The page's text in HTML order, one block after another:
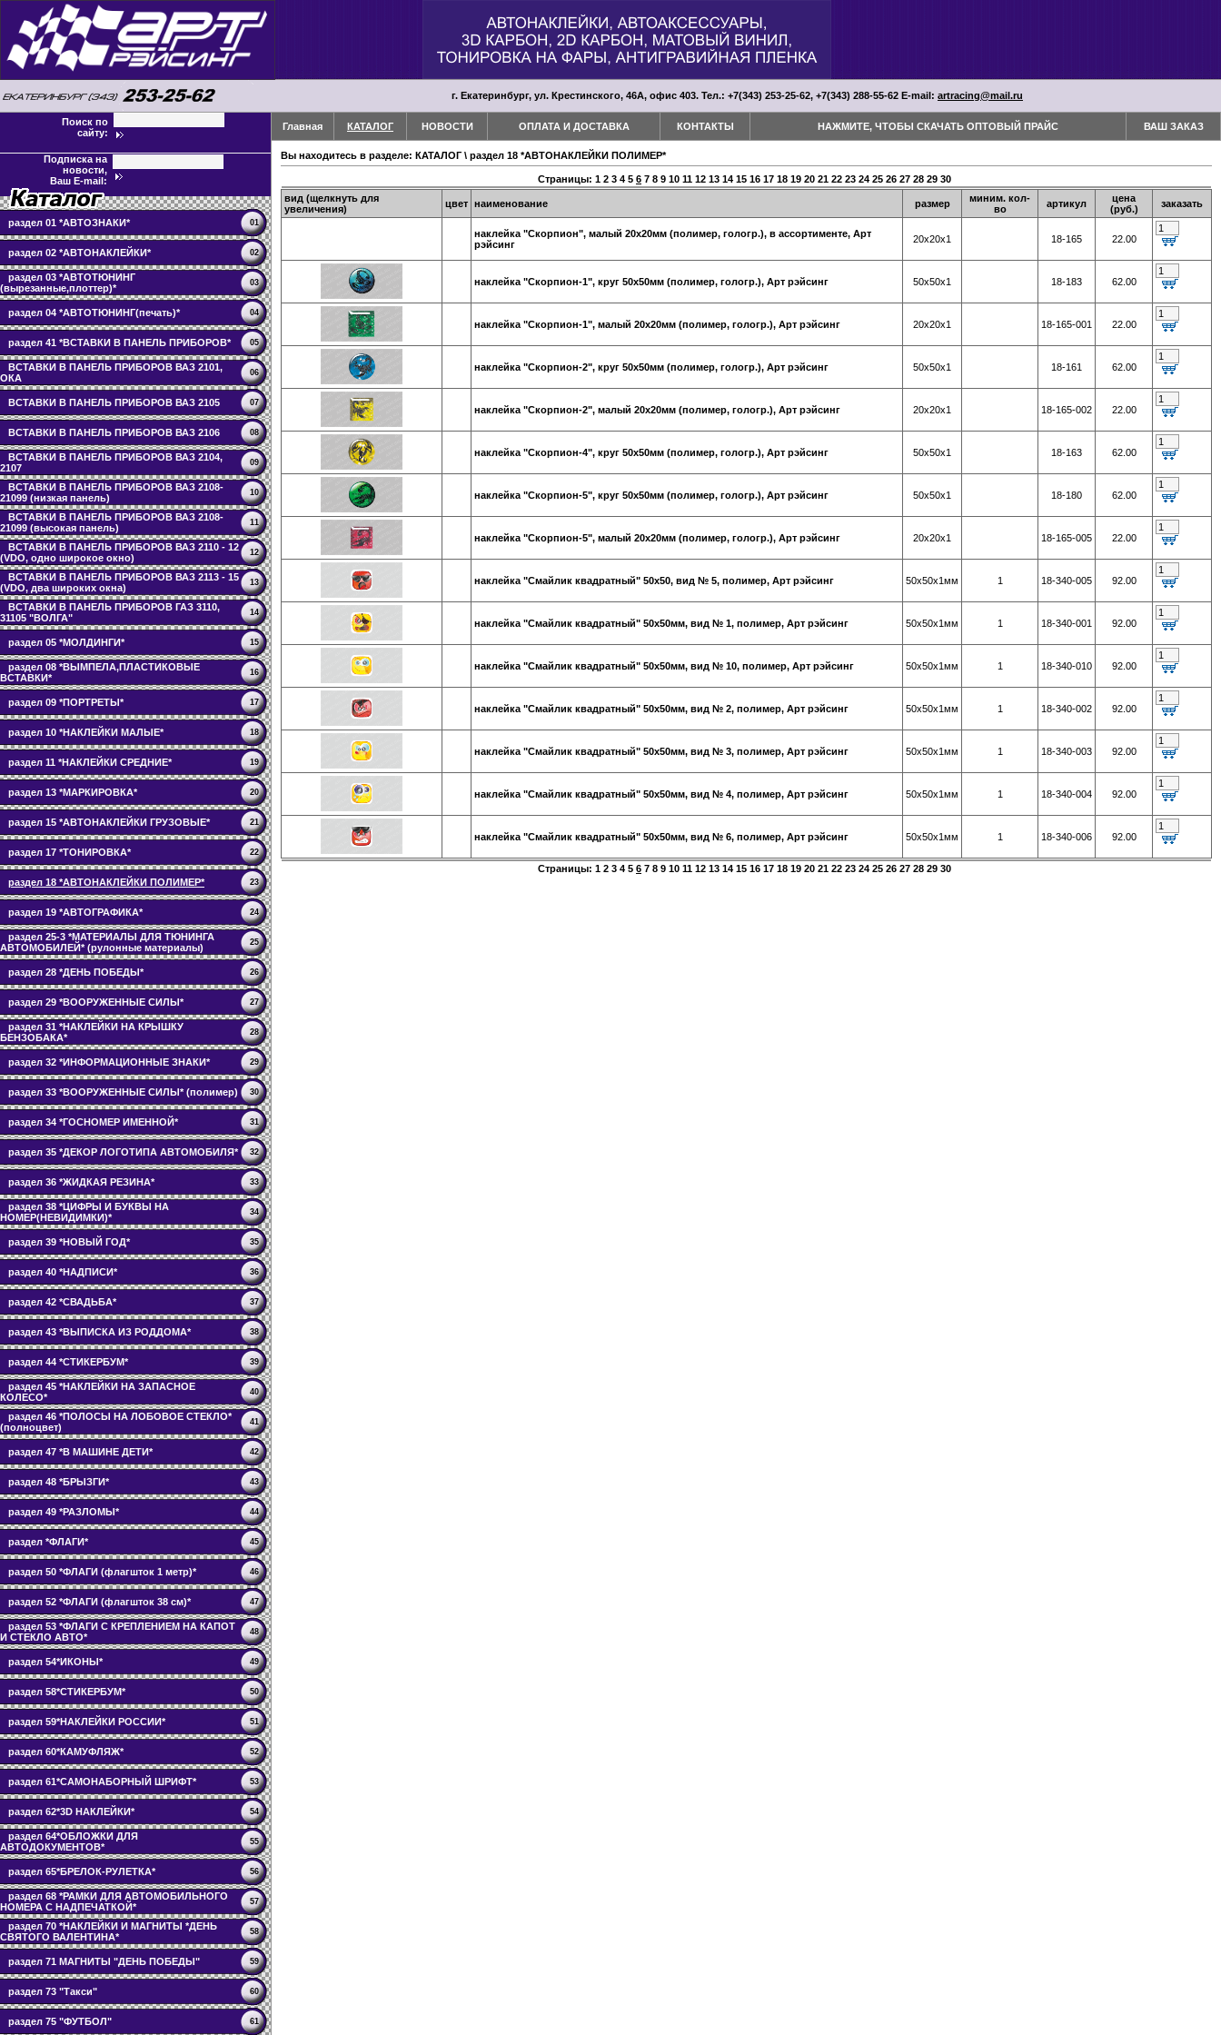
г. Екатеринбург, ул. Крестинского, 46А, офис 403. Тел.: +7(343) 253-25-62, +7(343) 288-55-62 Е-mail: artracing@mail.ru
Поиск по
сайту:
Подписка на
новости,
Ваш E-mail:
раздел 01 *АВТОЗНАКИ* 01
раздел 02 *АВТОНАКЛЕЙКИ* 02
раздел 03 *АВТОТЮНИНГ
(вырезанные,плоттер)*
03
раздел 04 *АВТОТЮНИНГ(печать)* 04
раздел 41 *ВСТАВКИ В ПАНЕЛЬ ПРИБОРОВ* 05
ВСТАВКИ В ПАНЕЛЬ ПРИБОРОВ ВАЗ 2101,
ОКА
06
ВСТАВКИ В ПАНЕЛЬ ПРИБОРОВ ВАЗ 2105 07
ВСТАВКИ В ПАНЕЛЬ ПРИБОРОВ ВАЗ 2106 08
ВСТАВКИ В ПАНЕЛЬ ПРИБОРОВ ВАЗ 2104,
2107
09
ВСТАВКИ В ПАНЕЛЬ ПРИБОРОВ ВАЗ 2108-
21099 (низкая панель)
10
ВСТАВКИ В ПАНЕЛЬ ПРИБОРОВ ВАЗ 2108-
21099 (высокая панель)
11
ВСТАВКИ В ПАНЕЛЬ ПРИБОРОВ ВАЗ 2110 - 12
(VDO, одно широкое окно)
12
ВСТАВКИ В ПАНЕЛЬ ПРИБОРОВ ВАЗ 2113 - 15
(VDO, два широких окна)
13
ВСТАВКИ В ПАНЕЛЬ ПРИБОРОВ ГАЗ 3110,
31105 "ВОЛГА"
14
раздел 05 *МОЛДИНГИ* 15
раздел 08 *ВЫМПЕЛА,ПЛАСТИКОВЫЕ
ВСТАВКИ*
16
раздел 09 *ПОРТРЕТЫ* 17
раздел 10 *НАКЛЕЙКИ МАЛЫЕ* 18
раздел 11 *НАКЛЕЙКИ СРЕДНИЕ* 19
раздел 13 *МАРКИРОВКА* 20
раздел 15 *АВТОНАКЛЕЙКИ ГРУЗОВЫЕ* 21
раздел 17 *ТОНИРОВКА* 22
раздел 18 *АВТОНАКЛЕЙКИ ПОЛИМЕР* 23
раздел 19 *АВТОГРАФИКА* 24
раздел 25-3 *МАТЕРИАЛЫ ДЛЯ ТЮНИНГА
АВТОМОБИЛЕЙ* (рулонные материалы)
25
раздел 28 *ДЕНЬ ПОБЕДЫ* 26
раздел 29 *ВООРУЖЕННЫЕ СИЛЫ* 27
раздел 31 *НАКЛЕЙКИ НА КРЫШКУ
БЕНЗОБАКА*
28
раздел 32 *ИНФОРМАЦИОННЫЕ ЗНАКИ* 29
раздел 33 *ВООРУЖЕННЫЕ СИЛЫ* (полимер) 30
раздел 34 *ГОСНОМЕР ИМЕННОЙ* 31
раздел 35 *ДЕКОР ЛОГОТИПА АВТОМОБИЛЯ* 32
раздел 36 *ЖИДКАЯ РЕЗИНА* 33
раздел 38 *ЦИФРЫ И БУКВЫ НА
НОМЕР(НЕВИДИМКИ)*
34
раздел 39 *НОВЫЙ ГОД* 35
раздел 40 *НАДПИСИ* 36
раздел 42 *СВАДЬБА* 37
раздел 43 *ВЫПИСКА ИЗ РОДДОМА* 38
раздел 44 *СТИКЕРБУМ* 39
раздел 45 *НАКЛЕЙКИ НА ЗАПАСНОЕ
КОЛЕСО*
40
раздел 46 *ПОЛОСЫ НА ЛОБОВОЕ СТЕКЛО*
(полноцвет)
41
раздел 47 *В МАШИНЕ ДЕТИ* 42
раздел 48 *БРЫЗГИ* 43
раздел 49 *РАЗЛОМЫ* 44
раздел *ФЛАГИ* 45
раздел 50 *ФЛАГИ (флагшток 1 метр)* 46
раздел 52 *ФЛАГИ (флагшток 38 см)* 47
раздел 53 *ФЛАГИ С КРЕПЛЕНИЕМ НА КАПОТ
И СТЕКЛО АВТО*
48
раздел 54*ИКОНЫ* 49
раздел 58*СТИКЕРБУМ* 50
раздел 59*НАКЛЕЙКИ РОССИИ* 51
раздел 60*КАМУФЛЯЖ* 52
раздел 61*САМОНАБОРНЫЙ ШРИФТ* 53
раздел 62*3D НАКЛЕЙКИ* 54
раздел 64*ОБЛОЖКИ ДЛЯ
АВТОДОКУМЕНТОВ*
55
раздел 65*БРЕЛОК-РУЛЕТКА* 56
раздел 68 *РАМКИ ДЛЯ АВТОМОБИЛЬНОГО
НОМЕРА С НАДПЕЧАТКОЙ*
57
раздел 70 *НАКЛЕЙКИ И МАГНИТЫ *ДЕНЬ
СВЯТОГО ВАЛЕНТИНА*
58
раздел 71 МАГНИТЫ "ДЕНЬ ПОБЕДЫ" 59
раздел 73 "Такси" 60
раздел 75 "ФУТБОЛ" 61
Главная КАТАЛОГ НОВОСТИ ОПЛАТА И ДОСТАВКА КОНТАКТЫ НАЖМИТЕ, ЧТОБЫ СКАЧАТЬ ОПТОВЫЙ ПРАЙС ВАШ ЗАКАЗ
Вы находитесь в разделе: КАТАЛОГ \ раздел 18 *АВТОНАКЛЕЙКИ ПОЛИМЕР*
Страницы: 1 2 3 4 5 6 7 8 9 10 11 12 13 14 15 16 17 18 19 20 21 22 23 24 25 26 27 28 29 30
вид (щелкнуть для
увеличения)
цвет наименование размер
миним. кол-
во
артикул
цена
(руб.)
заказать
наклейка "Скорпион", малый 20х20мм (полимер, гологр.), в ассортименте, Арт
рэйсинг
20х20х1 18-165 22.00
наклейка "Скорпион-1", круг 50х50мм (полимер, гологр.), Арт рэйсинг 50х50х1 18-183 62.00
наклейка "Скорпион-1", малый 20х20мм (полимер, гологр.), Арт рэйсинг 20х20х1 18-165-001 22.00
наклейка "Скорпион-2", круг 50х50мм (полимер, гологр.), Арт рэйсинг 50х50х1 18-161 62.00
наклейка "Скорпион-2", малый 20х20мм (полимер, гологр.), Арт рэйсинг 20х20х1 18-165-002 22.00
наклейка "Скорпион-4", круг 50х50мм (полимер, гологр.), Арт рэйсинг 50х50х1 18-163 62.00
наклейка "Скорпион-5", круг 50х50мм (полимер, гологр.), Арт рэйсинг 50х50х1 18-180 62.00
наклейка "Скорпион-5", малый 20х20мм (полимер, гологр.), Арт рэйсинг 20х20х1 18-165-005 22.00
наклейка "Смайлик квадратный" 50х50, вид № 5, полимер, Арт рэйсинг 50х50х1мм 1 18-340-005 92.00
наклейка "Смайлик квадратный" 50х50мм, вид № 1, полимер, Арт рэйсинг 50х50х1мм 1 18-340-001 92.00
наклейка "Смайлик квадратный" 50х50мм, вид № 10, полимер, Арт рэйсинг 50х50х1мм 1 18-340-010 92.00
наклейка "Смайлик квадратный" 50х50мм, вид № 2, полимер, Арт рэйсинг 50х50х1мм 1 18-340-002 92.00
наклейка "Смайлик квадратный" 50х50мм, вид № 3, полимер, Арт рэйсинг 50х50х1мм 1 18-340-003 92.00
наклейка "Смайлик квадратный" 50х50мм, вид № 4, полимер, Арт рэйсинг 50х50х1мм 1 18-340-004 92.00
наклейка "Смайлик квадратный" 50х50мм, вид № 6, полимер, Арт рэйсинг 50х50х1мм 1 18-340-006 92.00
Страницы: 1 2 3 4 5 6 7 8 9 10 11 12 13 14 15 16 17 18 19 20 21 22 23 24 25 26 27 28 29 30